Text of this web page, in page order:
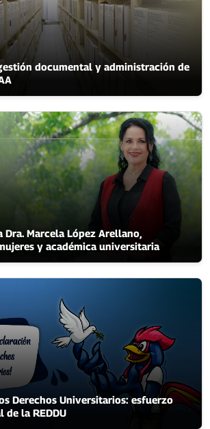
documental y administración de
Marcela López Arellano,
y académica universitaria
Derechos Universitarios: esfuerzo
la REDDU